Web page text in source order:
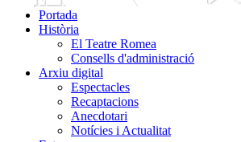
Portada
Història
El Teatre Romea
Consells d'administració
Arxiu digital
Espectacles
Recaptacions
Anecdotari
Notícies i Actualitat